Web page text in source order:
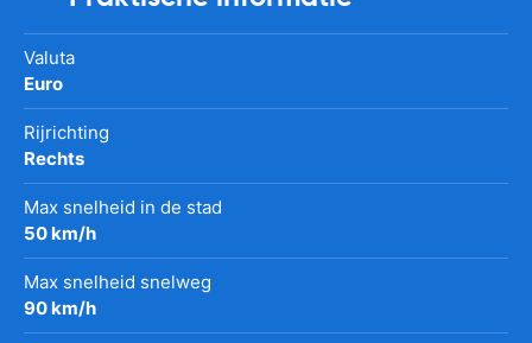
Valuta
Euro
Rijrichting
Rechts
Max snelheid in de stad
50 km/h
Max snelheid snelweg
90 km/h